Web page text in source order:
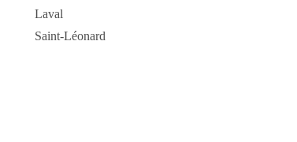
Laval
Saint-Léonard